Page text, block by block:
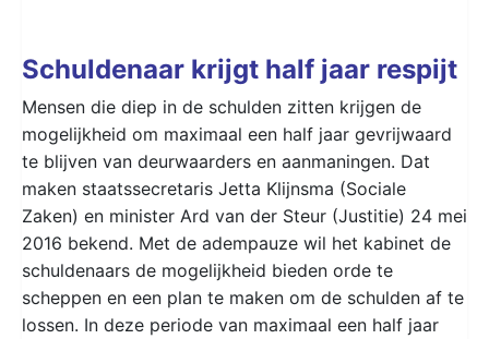
Schuldenaar krijgt half jaar respijt
Mensen die diep in de schulden zitten krijgen de
mogelijkheid om maximaal een half jaar gevrijwaard
te blijven van deurwaarders en aanmaningen. Dat
maken staatssecretaris Jetta Klijnsma (Sociale
Zaken) en minister Ard van der Steur (Justitie) 24 mei
2016 bekend. Met de adempauze wil het kabinet de
schuldenaars de mogelijkheid bieden orde te
scheppen en een plan te maken om de schulden af te
lossen. In deze periode van maximaal een half jaar